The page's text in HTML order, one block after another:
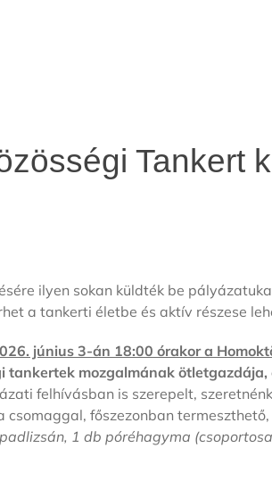
Tankert
ilyen sokan küldték be
a tankerti életbe és aktív részese
június 3-án 18:00 órakor a
mozgalmának
felhívásban is szerepelt,
főszezonban
1 db póréhagyma